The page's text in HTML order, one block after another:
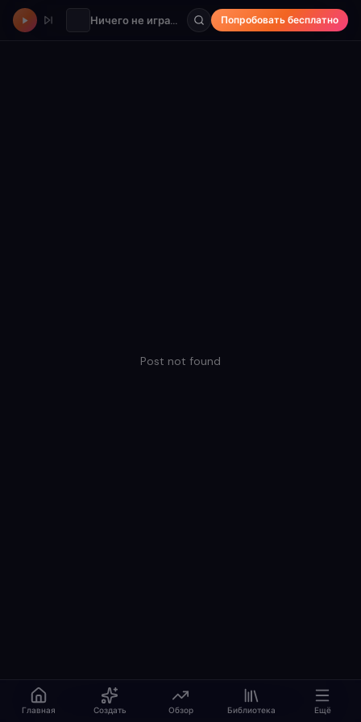
Ничего не играет Попробовать бесплатно
Post not found
Главная Создать Обзор Библиотека Ещё